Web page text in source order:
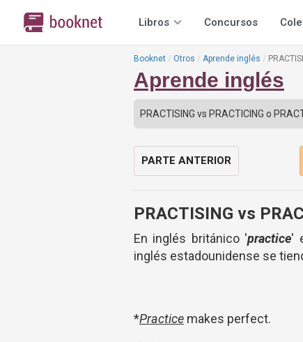
Libros Concursos
Booknet Otros Aprende inglés
Aprende inglés
PARTE ANTERIOR
PRACTISING vs
En inglés británico 'practice'
inglés estadounidense se
*Practice makes perfect.